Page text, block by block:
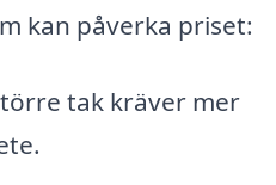
kan påverka priset:
tak kräver mer